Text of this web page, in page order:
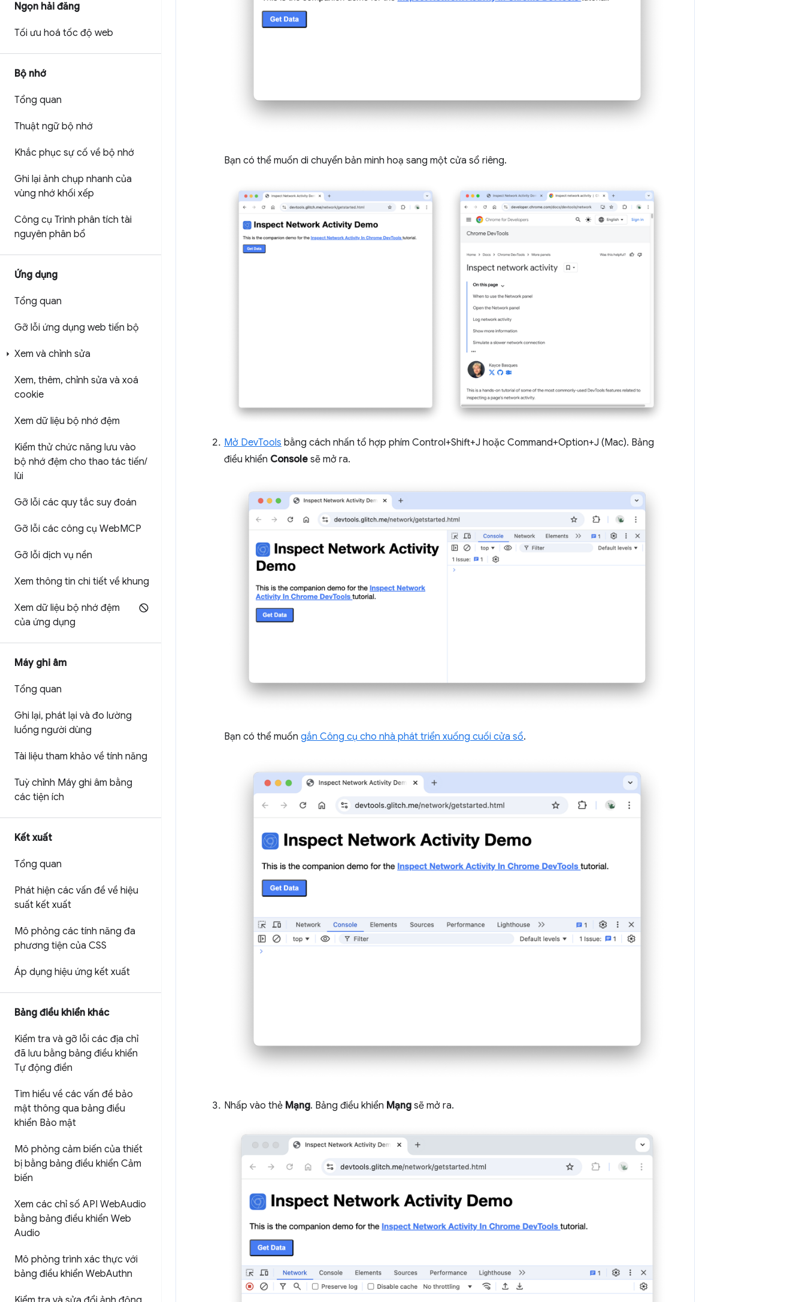
Ngọn hải đăng
Tối ưu hoá tốc độ web
Bộ nhớ
Tổng quan
Thuật ngữ bộ nhớ
Khắc phục sự cố về bộ nhớ
Ghi lại ảnh chụp nhanh của
vùng nhớ khối xếp
Công cụ Trình phân tích tài
nguyên phân bổ
Ứng dụng
Tổng quan
Gỡ lỗi ứng dụng web tiến bộ
Xem và chỉnh sửa
Xem, thêm, chỉnh sửa và xoá
cookie
Xem dữ liệu bộ nhớ đệm
Kiểm thử chức năng lưu vào
bộ nhớ đệm cho thao tác tiến/
lùi
Gỡ lỗi các quy tắc suy đoán
Gỡ lỗi các công cụ WebMCP
Gỡ lỗi dịch vụ nền
Xem thông tin chi tiết về khung
Xem dữ liệu bộ nhớ đệm
của ứng dụng
Máy ghi âm
Tổng quan
Ghi lại, phát lại và đo lường
luồng người dùng
Tài liệu tham khảo về tính năng
Tuỳ chỉnh Máy ghi âm bằng
các tiện ích
Kết xuất
Tổng quan
Phát hiện các vấn đề về hiệu
suất kết xuất
Mô phỏng các tính năng đa
phương tiện của CSS
Áp dụng hiệu ứng kết xuất
Bảng điều khiển khác
Kiểm tra và gỡ lỗi các địa chỉ
đã lưu bằng bảng điều khiển
Tự động điền
Tìm hiểu về các vấn đề bảo
mật thông qua bảng điều
khiển Bảo mật
Mô phỏng cảm biến của thiết
bị bằng bảng điều khiển Cảm
biến
Xem các chỉ số API WebAudio
bằng bảng điều khiển Web
Audio
Mô phỏng trình xác thực với
bảng điều khiển WebAuthn
Bạn có thể muốn di chuyển bản minh hoạ sang một cửa sổ riêng.
Mở DevTools bằng cách nhấn tổ hợp phím Control+Shift+J hoặc Command+Option+J (Mac). Bảng
điều khiển Console sẽ mở ra.
Bạn có thể muốn gắn Công cụ cho nhà phát triển xuống cuối cửa sổ.
Nhấp vào thẻ Mạng. Bảng điều khiển Mạng sẽ mở ra.